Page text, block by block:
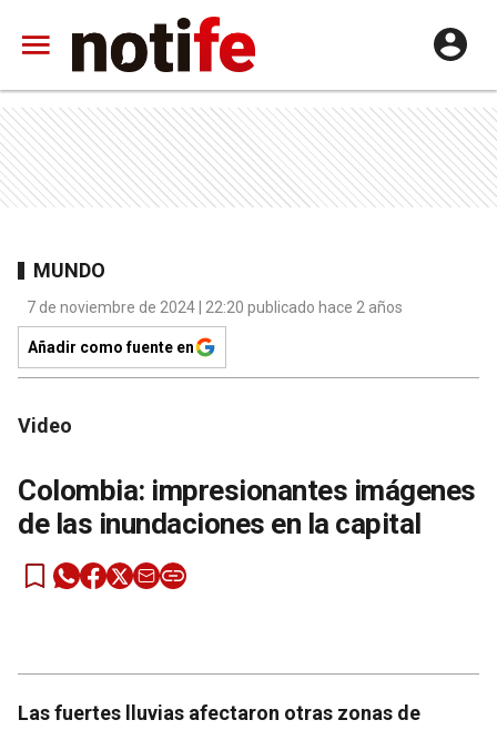
MUNDO
7 de noviembre de 2024 | 22:20 publicado hace 2 años
Añadir como fuente en
Video
Colombia: impresionantes imágenes
de las inundaciones en la capital
Las fuertes lluvias afectaron otras zonas de